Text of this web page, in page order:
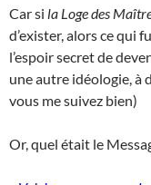
Car si la Loge des
d’exister, alors ce qui
l’espoir secret de
une autre idéologie, à
vous me suivez bien)
Or, quel était le